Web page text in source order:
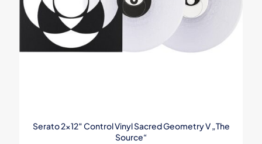
Serato 2×12″ Control Vinyl Sacred Geometry V „The
Source“